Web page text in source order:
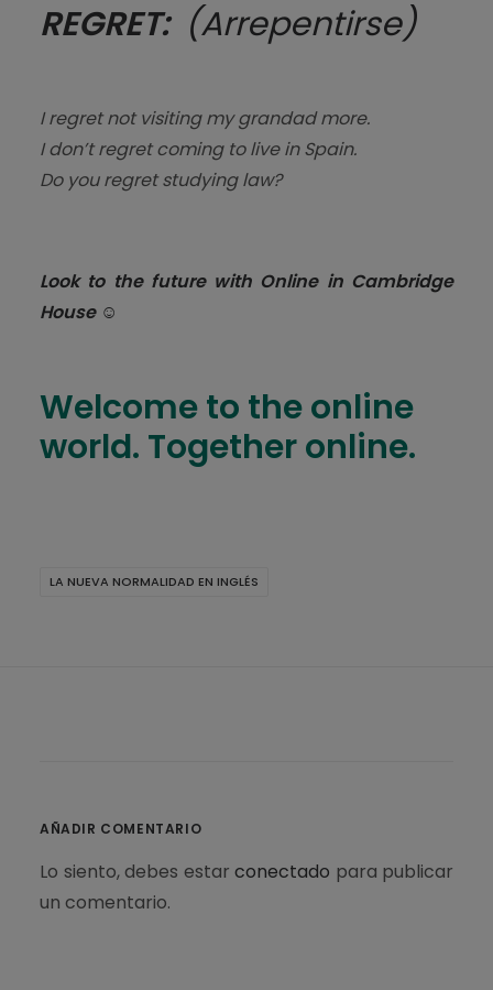
REGRET: (Arrepentirse)
I regret not visiting my grandad more.
I don’t regret coming to live in Spain.
Do you regret studying law?
Look to the future with Online in Cambridge
House ☺
Welcome to the online
world. Together online.
LA NUEVA NORMALIDAD EN INGLÉS
AÑADIR COMENTARIO
Lo siento, debes estar conectado para publicar
un comentario.